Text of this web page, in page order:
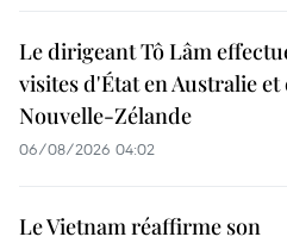
Le dirigeant Tô Lâm
visites d'État en Australie et
Nouvelle-Zélande
06/08/2026 04:02
Le Vietnam réaffirme son